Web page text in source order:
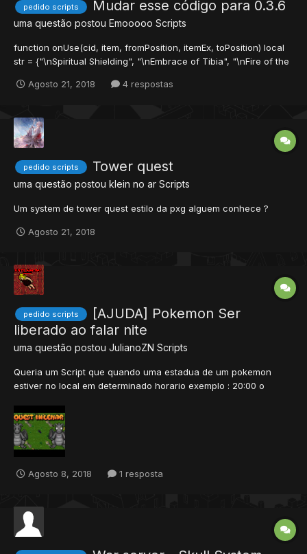
pedido scripts Mudar esse código para 0.3.6
uma questão postou Emooooo Scripts
function onUse(cid, item, fromPosition, itemEx, toPosition) local
str = {"\nSpiritual Shielding", "\nEmbrace of Tibia", "\nFire of the
"\nTwist of Fate"} local result = "Received blessings:" local
Agosto 21, 2018 4 respostas
pedido scripts Tower quest
uma questão postou klein no ar Scripts
Um system de tower quest estilo da pxg alguem conhece ?
Agosto 21, 2018
pedido scripts
[AJUDA] Pokemon Ser
liberado ao falar nite
uma questão postou JulianoZN Scripts
Queria um Script que quando uma estadua de um pokemon
estiver no local em determinado horario exemplo : 20:00 o
dragonite
Agosto 8, 2018 1 resposta